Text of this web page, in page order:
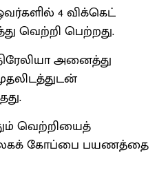
4 விக்கெட்
வெற்றி பெற்றது.
அனைத்து
வெற்றியைத்
கோப்பை பயணத்தை